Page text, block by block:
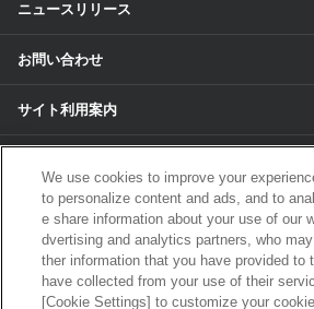
ニュースリリース
お問い合わせ
サイト利用案内
個人情報のお取扱いについて
各種サービスの個人情報保護方針
We use cookies to improve your
to personalize content and ads, and to
e share information about your use of our
dvertising and analytics partners, who
ther information that you have provided to
have collected from your use of their
[Cookie Settings] to customize your